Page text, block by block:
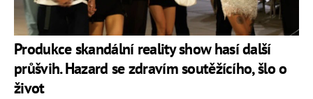
Produkce skandální reality show hasí další
průšvih. Hazard se zdravím soutěžícího, šlo o
život